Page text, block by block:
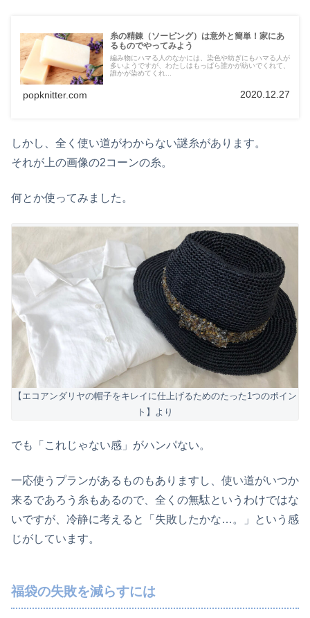
糸の精錬（ソーピング）は意外と簡単！家にあ
るものでやってみよう
編み物にハマる人のなかには、染色や紡ぎにもハマる人が
多いようですが、わたしはもっぱら誰かが紡いでくれて、
誰かが染めてくれ...
popknitter.com 2020.12.27
しかし、全く使い道がわからない謎糸があります。
それが上の画像の2コーンの糸。
何とか使ってみました。
【エコアンダリヤの帽子をキレイに仕上げるためのたった1つのポイン
ト】より
でも「これじゃない感」がハンパない。
一応使うプランがあるものもありますし、使い道がいつか
来るであろう糸もあるので、全くの無駄というわけではな
いですが、冷静に考えると「失敗したかな…。」という感
じがしています。
福袋の失敗を減らすには